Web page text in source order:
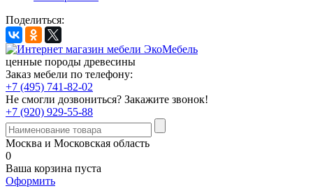
Поделиться:
ценные породы древесины
Заказ мебели по телефону:
+7 (495) 741-82-02
Не смогли дозвониться? Закажите звонок!
+7 (920) 929-55-88
Москва и Московская область
0
Ваша корзина пуста
Оформить